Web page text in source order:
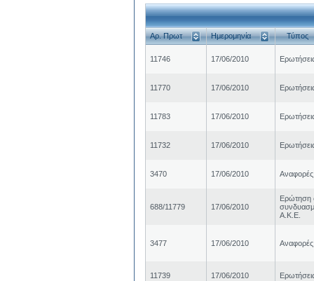
Αρ. Πρωτ Ημερομηνία Τύπος
11746 17/06/2010
11770 17/06/2010
11783 17/06/2010
11732 17/06/2010
3470 17/06/2010 Αναφορές
688/11779 17/06/2010
Ερώτηση
Α.Κ.Ε.
3477 17/06/2010 Αναφορές
11739 17/06/2010